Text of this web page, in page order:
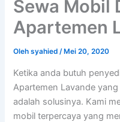
Sewa Mobil
Apartemen
Olehsyahied/ Mei 20, 2020
Ketika anda butuh
Apartemen Lavande
adalah solusinya. Kami
mobil terpercaya yang